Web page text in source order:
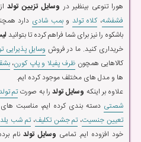
هورا تنوعی بینظیر در وسایل تزیین تولد
فشفشه،کلاه تولد وبمب شادی دارد
باشکوه را نیز برای شما فراهم کرده تا بتوانید
خریداری کنید. ما در فروش وسایل پذیرایی
کالاهایی همچون ظرف پفیلا و پاپ کورن،
ها و مدل های مختلف موجود کرده ایم.
علاوه بر اینکه وسایل تولدرا به صورتتم
شصتی دسته بندی کرده ایم، مناسبت
تعیین جنسیت،تم جشن تکلیف،تم شب
خود افزوده ایم. تمامی وسایل تولد نام